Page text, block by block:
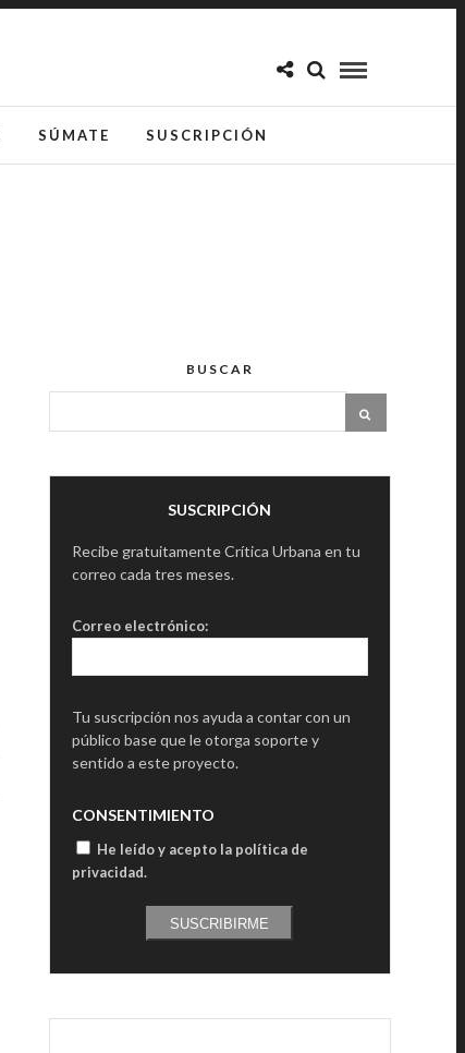
SÚMATE SUSCRIPCIÓN
BUSCAR
SUSCRIPCIÓN
Recibe gratuitamente Crítica Urbana en tu
correo cada tres meses.
Correo electrónico:
Tu suscripción nos ayuda a contar con un
público base que le otorga soporte y
sentido a este proyecto.
CONSENTIMIENTO
He leído y acepto la política de
privacidad.
SUSCRIBIRME